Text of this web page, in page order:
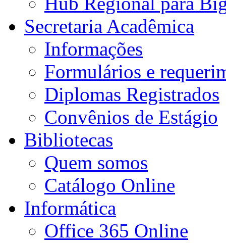
Secretaria Acadêmica
Informações
Formulários e
Diplomas Registrados
Convênios de Estágio
Bibliotecas
Quem somos
Catálogo Online
Informática
Office 365 Online